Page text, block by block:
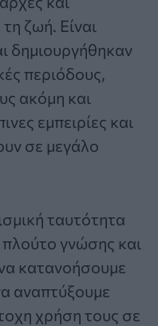
ζωή. Είναι
δημιουργήθηκαν
περιόδους,
ακόμη και
εμπειρίες και
σε μεγάλο
ταυτότητα
γνώσης και
κατανοήσουμε
αναπτύξουμε
χρήση τους σε